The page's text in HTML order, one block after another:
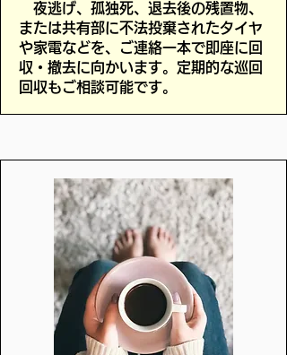
夜逃げ、孤独死、退去後の残置物、
または共有部に不法投棄されたタイヤ
や家電などを、ご連絡一本で即座に回
収・撤去に向かいます。定期的な巡回
回収もご相談可能です。